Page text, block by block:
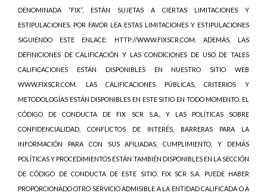
DENOMINADA “FIX”, ESTÁN SUJETAS A CIERTAS LIMITACIONES Y
ESTIPULACIONES. POR FAVOR LEA ESTAS LIMITACIONES Y ESTIPULACIONES
SIGUIENDO ESTE ENLACE: HTTP://WWW.FIXSCR.COM. ADEMÁS, LAS
DEFINICIONES DE CALIFICACIÓN Y LAS CONDICIONES DE USO DE TALES
CALIFICACIONES ESTÁN DISPONIBLES EN NUESTRO SITIO WEB
WWW.FIXSCR.COM. LAS CALIFICACIONES PÚBLICAS, CRITERIOS Y
METODOLOGÍAS ESTÁN DISPONIBLES EN ESTE SITIO EN TODO MOMENTO. EL
CÓDIGO DE CONDUCTA DE FIX SCR S.A., Y LAS POLÍTICAS SOBRE
CONFIDENCIALIDAD, CONFLICTOS DE INTERÉS, BARRERAS PARA LA
INFORMACIÓN PARA CON SUS AFILIADAS, CUMPLIMIENTO, Y DEMÁS
POLÍTICAS Y PROCEDIMIENTOS ESTÁN TAMBIÉN DISPONIBLES EN LA SECCIÓN
DE CÓDIGO DE CONDUCTA DE ESTE SITIO. FIX SCR S.A. PUEDE HABER
PROPORCIONADO OTRO SERVICIO ADMISIBLE A LA ENTIDAD CALIFICADA O A